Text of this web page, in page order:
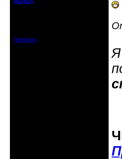
Vardan
Профиль
Я